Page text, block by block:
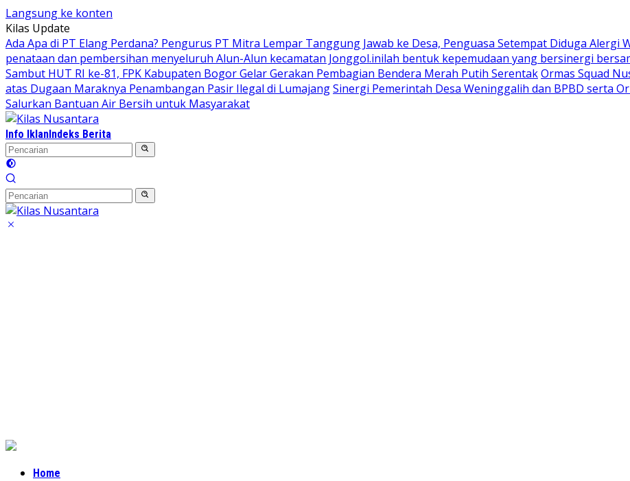
Langsung ke konten
Kilas Update
Ada Apa di PT Elang Perdana? Pengurus PT Mitra Lempar Tanggung Jawab ke Desa, Penguasa Setempat Diduga Alergi
penataan dan pembersihan menyeluruh Alun-Alun kecamatan Jonggol.inilah bentuk kepemudaan yang bersinergi
Sambut HUT RI ke-81, FPK Kabupaten Bogor Gelar Gerakan Pembagian Bendera Merah Putih SerentakOrmas Squad
atas Dugaan Maraknya Penambangan Pasir Ilegal di LumajangSinergi Pemerintah Desa Weninggalih dan BPBD serta
Salurkan Bantuan Air Bersih untuk Masyarakat
Info IklanIndeks Berita
Home